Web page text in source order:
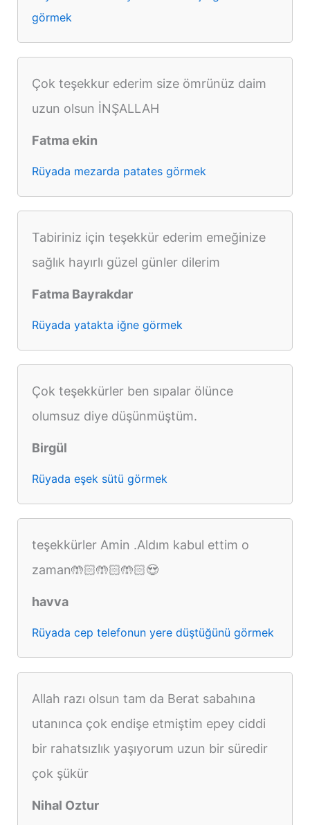
görmek
Çok teşekkur ederim size ömrünüz daim
uzun olsun İNŞALLAH
Fatma ekin
Rüyada mezarda patates görmek
Tabiriniz için teşekkür ederim emeğinize
sağlık hayırlı güzel günler dilerim
Fatma Bayrakdar
Rüyada yatakta iğne görmek
Çok teşekkürler ben sıpalar ölünce
olumsuz diye düşünmüştüm.
Birgül
Rüyada eşek sütü görmek
teşekkürler Amin .Aldım kabul ettim o
zaman🤲🏻🤲🏻🤲🏻😍
havva
Rüyada cep telefonun yere düştüğünü görmek
Allah razı olsun tam da Berat sabahına
utanınca çok endişe etmiştim epey ciddi
bir rahatsızlık yaşıyorum uzun bir süredir
çok şükür
Nihal Oztur